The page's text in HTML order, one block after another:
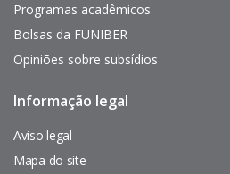
Programas acadêmicos
Bolsas da FUNIBER
Opiniões sobre subsídios
Pie
página
Informação legal
Aviso legal
Mapa do site